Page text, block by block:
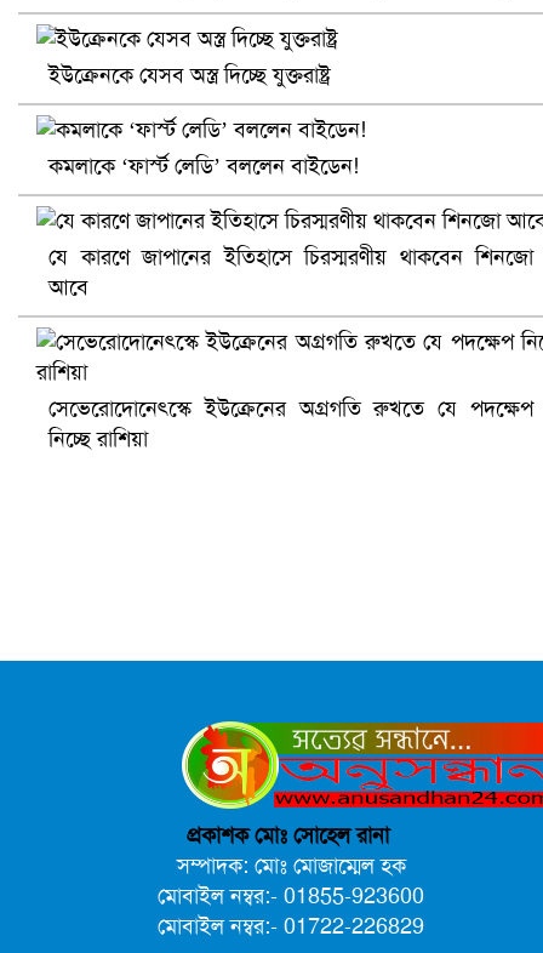
আ.লীগ ও জাপার ৯ নেতা কারাগারে
ইউক্রেনকে যেসব অস্ত্র দিচ্ছে যুক্তরাষ্ট্র
কমলাকে ‘ফার্স্ট লেডি’ বললেন বাইডেন!
যে কারণে জাপানের ইতিহাসে চিরস্মরণীয় থাকবেন শিনজো
আবে
সেভেরোদোনেৎস্কে ইউক্রেনের অগ্রগতি রুখতে যে পদক্ষেপ
নিচ্ছে রাশিয়া
প্রকাশক মোঃ সোহেল রানা
সম্পাদক: মোঃ মোজাম্মেল হক
মোবাইল নম্বর:- 01855-923600
মোবাইল নম্বর:- 01722-226829